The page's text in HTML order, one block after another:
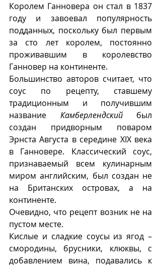
Королем Ганновера он стал в 1837
году и завоевал популярность
подданных, поскольку был первым
за сто лет королем, постоянно
проживавшим в королевство
Ганновер на континенте.
Большинство авторов считает, что
соус по рецепту, ставшему
традиционным и получившим
название Камберлендский был
создан придворным поваром
Эрнста Августа в середине XIX века
в Ганновере. Классический соус,
признаваемый всем кулинарным
миром английским, был создан не
на Британских островах, а на
континенте.
Очевидно, что рецепт возник не на
пустом месте.
Кислые и сладкие соусы из ягод –
смородины, брусники, клюквы, с
добавлением вина, подавались к